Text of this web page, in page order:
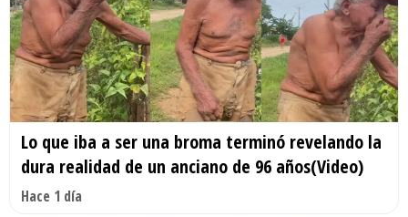
Lo que iba a ser una broma terminó revelando la
dura realidad de un anciano de 96 años(Video)
Hace 1 día